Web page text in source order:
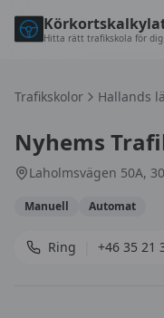
Hitta rätt trafikskola för dig
Trafikskolor Hallands
Nyhems
Laholmsvägen 50A,
Manuell Automat
Ring +46 35 21